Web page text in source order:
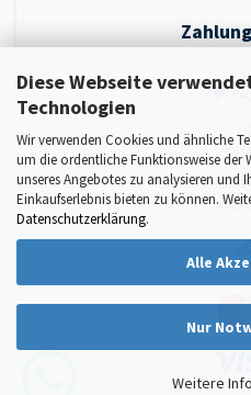
Diese Webseite
Technologien
Wir verwenden Cookies und ähnliche
um die ordentliche Funktionsweise der
unseres Angebotes zu analysieren und
Einkaufserlebnis bieten zu können.
Datenschutzerklärung.
Alle
Nur
Weitere